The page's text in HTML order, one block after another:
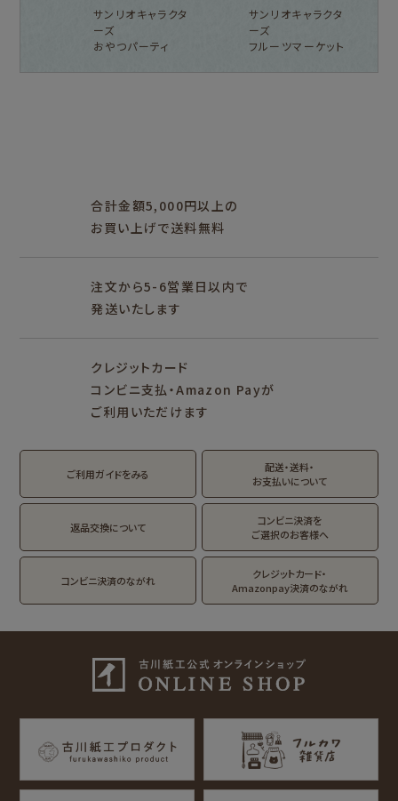
サンリオキャラクタ
ーズ
おやつパーティ
サンリオキャラクタ
ーズ
フルーツマーケット
雑貨類
フルカワはんこの商品を見る スタンプパッドの商品を見る
for Gift Tulipの商品を見る for Gift Mimozaの商品を見る
M5 M6
その他
サンリオキャラクタ
ーズ
おやつパーティ
トビマツショウイチ
ロウ
トコロコムギ
アルプスの少女ハイ
ジ
Lipton BEAR'S
カルビーレトロ
サンリオキャラクタ
ーズ
フルーツマーケット
お菓子などうぶつ
工房
mizutama
トビマツショウイチ
トコロコムギ
サンリオキャラクタ
アルプスの少女ハイ
おりがみ
翠 sui の商品を見る 結々 yuiyui の商品を見る
合計金額5,000円以上の
お買い上げで送料無料
注文から5-6営業日以内で
発送いたします
クレジットカード
コンビニ支払・Amazon Payが
ご利用いただけます
ご利用ガイドをみる
配送・送料・
お支払いについて
返品交換について
コンビニ決済を
ご選択のお客様へ
コンビニ決済のながれ
クレジットカード・
Amazonpay決済のながれ